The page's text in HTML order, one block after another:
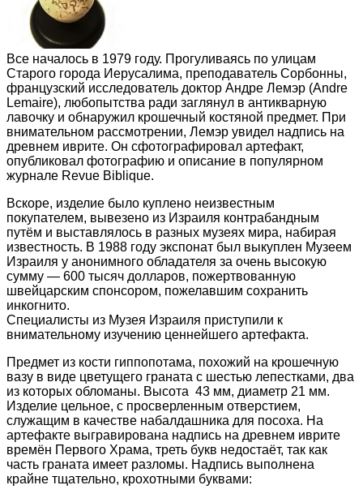
Все началось в 1979 году. Прогуливаясь по улицам
Старого города Иерусалима, преподаватель Сорбонны,
французский исследователь доктор Андре Лемэр (Andre
Lemaire), любопытства ради заглянул в антикварную
лавочку и обнаружил крошечный костяной предмет. При
внимательном рассмотрении, Лемэр увидел надпись на
древнем иврите. Он сфотографировал артефакт,
опубликовал фотографию и описание в популярном
журнале Revue Biblique.
Вскоре, изделие было куплено неизвестным
покупателем, вывезено из Израиля контрабандным
путём и выставлялось в разных музеях мира, набирая
известность. В 1988 году экспонат был выкуплен Музеем
Израиля у анонимного обладателя за очень высокую
сумму — 600 тысяч долларов, пожертвованную
швейцарским спонсором, пожелавшим сохранить
инкогнито.
Специалисты из Музея Израиля приступили к
внимательному изучению ценнейшего артефакта.
Предмет из кости гиппопотама, похожий на крошечную
вазу в виде цветущего граната с шестью лепестками, два
из которых обломаны. Высота 43 мм, диаметр 21 мм.
Изделие цельное, с просверленным отверстием,
служащим в качестве набалдашника для посоха. На
артефакте выгравирована надпись на древнем иврите
времён Первого Храма, треть букв недостаёт, так как
часть граната имеет разломы. Надпись выполнена
крайне тщательно, крохотными буквами: